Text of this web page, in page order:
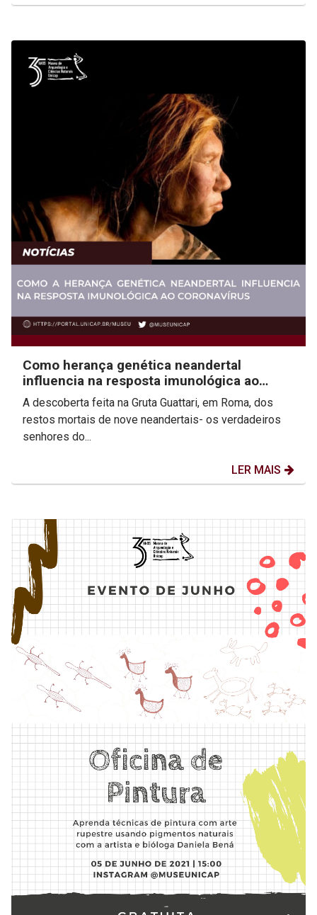
Como herança genética neandertal
influencia na resposta imunológica ao
coronavírus
A descoberta feita na Gruta Guattari, em Roma, dos
restos mortais de nove neandertais- os verdadeiros
senhores do...
LER MAIS